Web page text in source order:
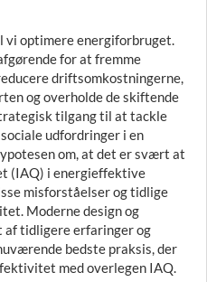
vi optimere energiforbruget.
for at fremme
driftsomkostningerne,
og overholde de skiftende
tilgang til at tackle
udfordringer i en
om, at det er svært at
(IAQ) i energieffektive
misforståelser og tidlige
Moderne design og
tidligere erfaringer og
bedste praksis, der
med overlegen IAQ.